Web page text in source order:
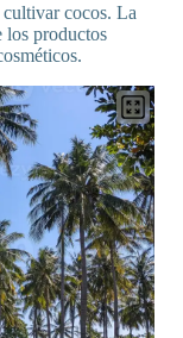
cocos. La
los productos